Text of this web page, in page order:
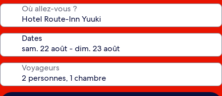
Où allez-vous ?
Dates
Voyageurs